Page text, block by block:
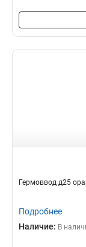
Гермоввод д25
Подробнее
Наличие: В